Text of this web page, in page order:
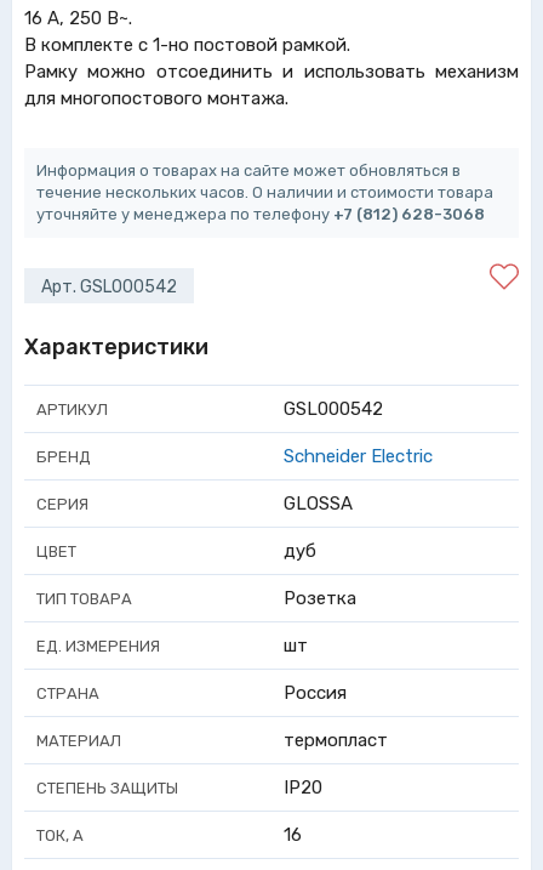
16 А, 250 В~.
В комплекте с 1-но постовой рамкой.
Рамку можно отсоединить и использовать механизм
для многопостового монтажа.
Информация о товарах на сайте может обновляться в
течение нескольких часов. О наличии и стоимости товара
уточняйте у менеджера по телефону +7 (812) 628-3068
Арт. GSL000542
Характеристики
АРТИКУЛ GSL000542
БРЕНД Schneider Electric
СЕРИЯ GLOSSA
ЦВЕТ дуб
ТИП ТОВАРА Розетка
ЕД. ИЗМЕРЕНИЯ шт
СТРАНА Россия
МАТЕРИАЛ термопласт
СТЕПЕНЬ ЗАЩИТЫ IP20
ТОК, А 16